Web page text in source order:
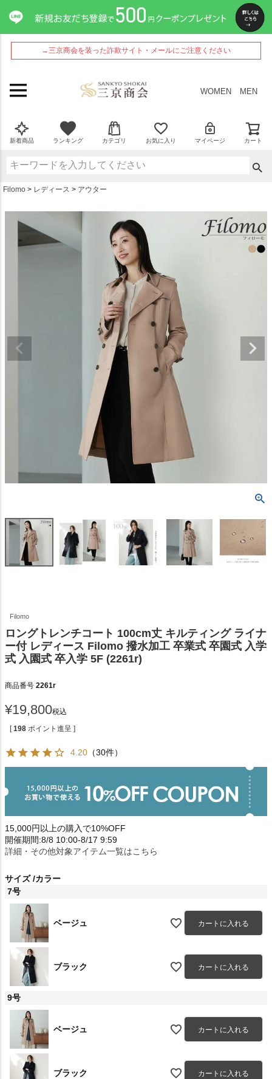
→三京商会を装った詐欺サイト・メールにご注意ください
WOMEN MEN
新着商品 ランキング カテゴリ お気に入り マイページ カート
Filomo レディース アウター
Filomo
ロングトレンチコート 100cm丈 キルティング ライナ
ー付 レディース Filomo 撥水加工 卒業式 卒園式 入学
式 入園式 卒入学 5F (2261r)
商品番号 2261r
¥19,800税込
[ 198 ポイント進呈 ]
4.20 （30件）
15,000円以上の購入で10%OFF
開催期間:8/8 10:00-8/17 9:59
詳細・その他対象アイテム一覧はこちら
サイズ カラー
7号
ベージュ カートに入れる
ブラック カートに入れる
9号
ベージュ カートに入れる
ブラック カートに入れる
ペー
ジト
ップ
へ